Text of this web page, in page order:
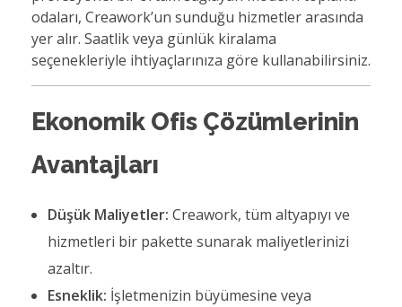
odaları, Creawork’un sunduğu hizmetler arasında
yer alır. Saatlik veya günlük kiralama
seçenekleriyle ihtiyaçlarınıza göre kullanabilirsiniz.
Ekonomik Ofis Çözümlerinin
Avantajları
Düşük Maliyetler: Creawork, tüm altyapıyı ve
hizmetleri bir pakette sunarak maliyetlerinizi
azaltır.
Esneklik: İşletmenizin büyümesine veya